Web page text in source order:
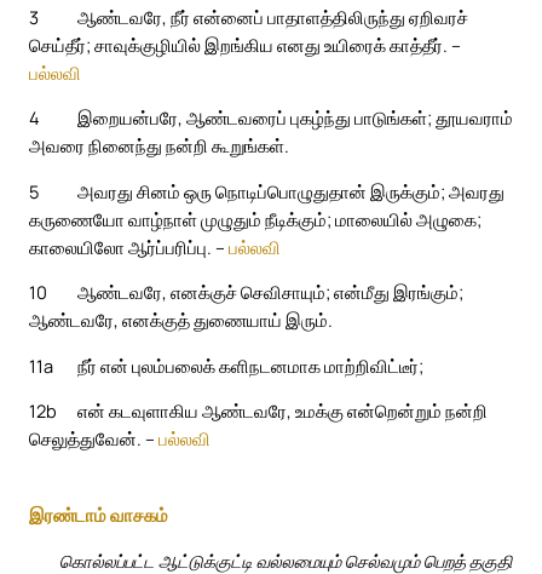
3
ஆண்டவரே, நீர் என்னைப் பாதாளத்திலிருந்து ஏறிவரச்
செய்தீர்; சாவுக்குழியில் இறங்கிய எனது உயிரைக் காத்தீர். –
பல்லவி
4
இறையன்பரே, ஆண்டவரைப் புகழ்ந்து பாடுங்கள்; தூயவராம்
அவரை நினைந்து நன்றி கூறுங்கள்.
5
அவரது சினம் ஒரு நொடிப்பொழுதுதான் இருக்கும்; அவரது
கருணையோ வாழ்நாள் முழுதும் நீடிக்கும்; மாலையில் அழுகை;
காலையிலோ ஆர்ப்பரிப்பு. – பல்லவி
10
ஆண்டவரே, எனக்குச் செவிசாயும்; என்மீது இரங்கும்;
ஆண்டவரே, எனக்குத் துணையாய் இரும்.
11a
நீர் என் புலம்பலைக் களிநடனமாக மாற்றிவிட்டீர்;
12b
என் கடவுளாகிய ஆண்டவரே, உமக்கு என்றென்றும் நன்றி
செலுத்துவேன். – பல்லவி
இரண்டாம் வாசகம்
கொல்லப்பட்ட ஆட்டுக்குட்டி வல்லமையும் செல்வமும் பெறத் தகுதி